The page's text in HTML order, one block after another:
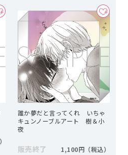
誰か夢だと言ってくれ いちゃ
キュンノーブルアート 樹＆小
夜
販売終了 1,100円